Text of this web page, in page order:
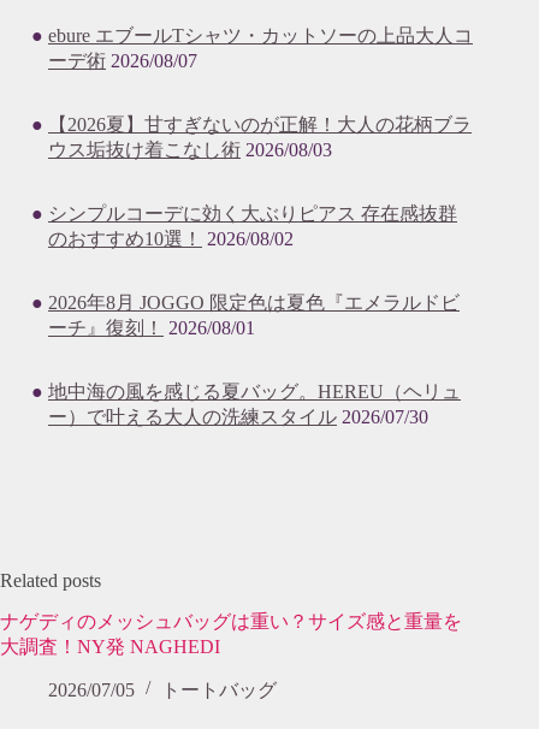
ebure エブールTシャツ・カットソーの上品大人コ
ーデ術 2026/08/07
【2026夏】甘すぎないのが正解！大人の花柄ブラ
ウス垢抜け着こなし術 2026/08/03
シンプルコーデに効く大ぶりピアス 存在感抜群
のおすすめ10選！
2026/08/02
2026年8月 JOGGO 限定色は夏色『エメラルドビ
ーチ』復刻！
2026/08/01
地中海の風を感じる夏バッグ。HEREU（ヘリュ
ー）で叶える大人の洗練スタイル 2026/07/30
Related posts
ナゲディのメッシュバッグは重い？サイズ感と重量を
大調査！NY発 NAGHEDI
2026/07/05 トートバッグ